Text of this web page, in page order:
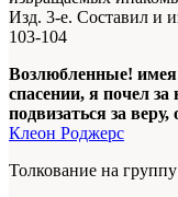
Изд. 3-е. Составил и
103-104
Возлюбленные! имея
спасении, я почел
подвизаться за
Клеон Роджерс
Толкование на